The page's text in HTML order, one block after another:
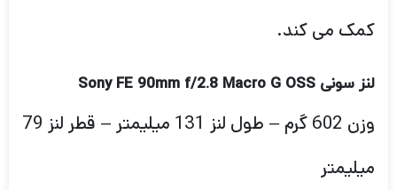
کمک می کند.
لنز سونی Sony FE 90mm f/2.8 Macro G OSS
وزن 602 گرم – طول لنز 131 میلیمتر – قطر لنز 79
میلیمتر